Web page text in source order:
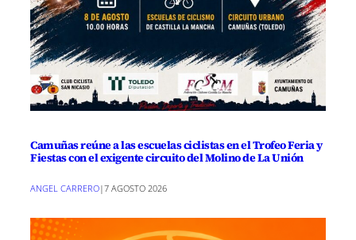
Camuñas reúne a las escuelas ciclistas en el Trofeo Feria y
Fiestas con el exigente circuito del Molino de La Unión
ANGEL CARRERO|7 AGOSTO 2026